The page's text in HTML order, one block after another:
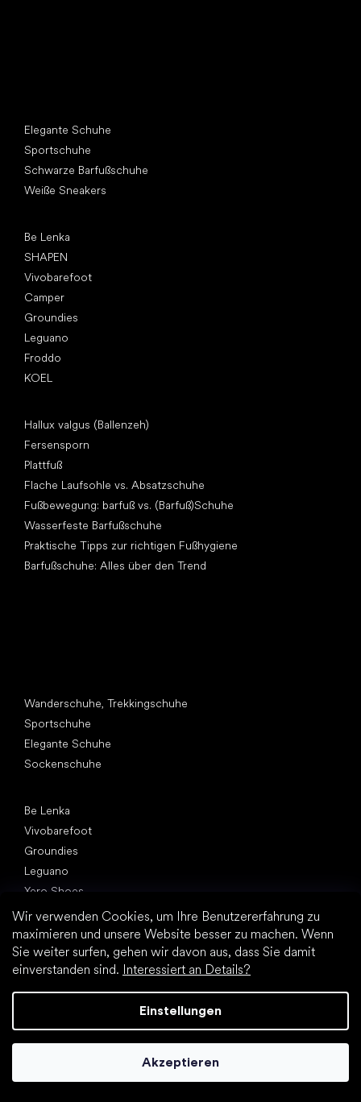
Wir verwenden Cookies, um Ihre Benutzererfahrung zu
maximieren und unsere Website besser zu machen. Wenn
Sie weiter surfen, gehen wir davon aus, dass Sie damit
einverstanden sind. Interessiert an Details?
Einstellungen
Akzeptieren
Elegante Schuhe
Sportschuhe
Schwarze Barfußschuhe
Weiße Sneakers
Be Lenka
SHAPEN
Vivobarefoot
Camper
Groundies
Leguano
Froddo
KOEL
Hallux valgus (Ballenzeh)
Fersensporn
Plattfuß
Flache Laufsohle vs. Absatzschuhe
Fußbewegung: barfuß vs. (Barfuß)Schuhe
Wasserfeste Barfußschuhe
Praktische Tipps zur richtigen Fußhygiene
Barfußschuhe: Alles über den Trend
Wanderschuhe, Trekkingschuhe
Sportschuhe
Elegante Schuhe
Sockenschuhe
Be Lenka
Vivobarefoot
Groundies
Leguano
Xero Shoes
Skinners
Artikel
Schuhe für Fitnessstudio
Tipps zum Auswahl von Wanderschuhen
Rückenschmerzen und andere Schmerzen
20 interessante Fakten über einen menschlichen Fuß
Abhärtung der Füße